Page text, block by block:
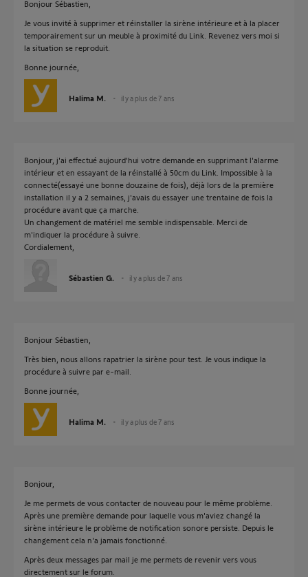
Bonjour Sébastien,
Je vous invité à supprimer et réinstaller la sirène intérieure et à la placer
temporairement sur un meuble à proximité du Link. Revenez vers moi si
la situation se reproduit.
Bonne journée,
Halima M. il y a plus de 7 ans
Bonjour, j'ai effectué aujourd'hui votre demande en supprimant l'alarme
intérieur et en essayant de la réinstallé à 50cm du Link. Impossible à la
connecté(essayé une bonne douzaine de fois), déjà lors de la première
installation il y a 2 semaines, j'avais du essayer une trentaine de fois la
procédure avant que ça marche.
Un changement de matériel me semble indispensable. Merci de
m'indiquer la procédure à suivre.
Cordialement,
Sébastien G. il y a plus de 7 ans
Bonjour Sébastien,
Très bien, nous allons rapatrier la sirène pour test. Je vous indique la
procédure à suivre par e-mail.
Bonne journée,
Halima M. il y a plus de 7 ans
Bonjour,
Je me permets de vous contacter de nouveau pour le même problème.
Après une première demande pour laquelle vous m'aviez changé la
sirène intérieure le problème de notification sonore persiste. Depuis le
changement cela n'a jamais fonctionné.
Après deux messages par mail je me permets de revenir vers vous
directement sur le forum.